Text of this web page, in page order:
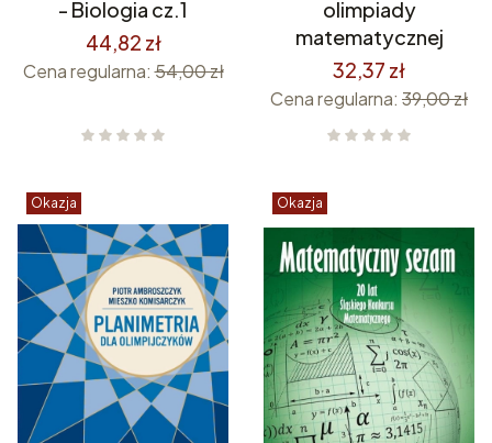
- Biologia cz.1
44,82 zł
Cena regularna: 54,00 zł
olimpiady
matematycznej
32,37 zł
Cena regularna: 39,00 zł
Okazja Okazja